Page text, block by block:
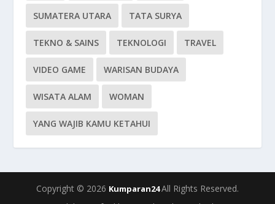
SUMATERA UTARA TATA SURYA
TEKNO & SAINS TEKNOLOGI TRAVEL
VIDEO GAME WARISAN BUDAYA
WISATA ALAM WOMAN
YANG WAJIB KAMU KETAHUI
Copyright © 2026 Kumparan24All Rights Reserved.